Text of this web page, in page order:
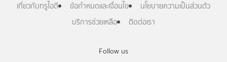
Follow us
เกี่ยวกับทรูไอดี ข้อกำหนดและเงื่อนไข
นโยบายความเป็นส่วนตัว
บริการช่วยเหลือ
ติดต่อเรา